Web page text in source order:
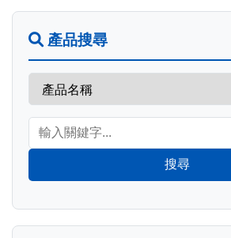
產品搜尋
搜尋